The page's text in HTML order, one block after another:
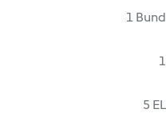
1 Bund
1
5 EL